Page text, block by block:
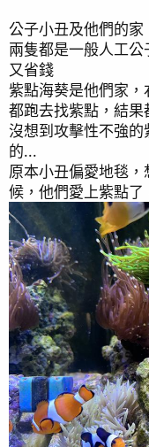
公子小丑及他們的家
兩隻都是一般人工
又省錢
紫點海葵是他們家
都跑去找紫點，結果
沒想到攻擊性不強
的...
原本小丑偏愛地毯
候，他們愛上紫點